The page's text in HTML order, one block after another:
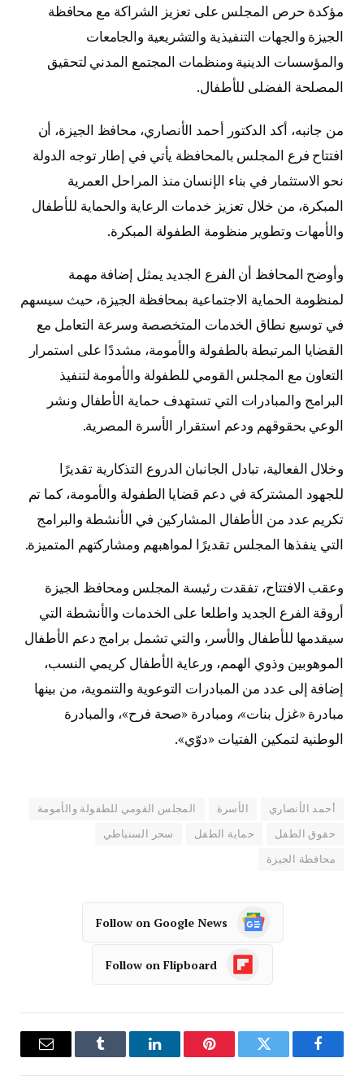
مؤكدة حرص المجلس على تعزيز الشراكة مع محافظة
الجيزة والجهات التنفيذية والتشريعية والجامعات
والمؤسسات الدينية ومنظمات المجتمع المدني لتحقيق
المصلحة الفضلى للأطفال.
من جانبه، أكد الدكتور أحمد الأنصاري، محافظ الجيزة، أن
افتتاح فرع المجلس بالمحافظة يأتي في إطار توجه الدولة
نحو الاستثمار في بناء الإنسان منذ المراحل العمرية
المبكرة، من خلال تعزيز خدمات الرعاية والحماية للأطفال
والأمهات وتطوير منظومة الطفولة المبكرة.
وأوضح المحافظ أن الفرع الجديد يمثل إضافة مهمة
لمنظومة الحماية الاجتماعية بمحافظة الجيزة، حيث سيسهم
في توسيع نطاق الخدمات المتخصصة وسرعة التعامل مع
القضايا المرتبطة بالطفولة والأمومة، مشددًا على استمرار
التعاون مع المجلس القومي للطفولة والأمومة لتنفيذ
البرامج والمبادرات التي تستهدف حماية الأطفال ونشر
الوعي بحقوقهم ودعم استقرار الأسرة المصرية.
وخلال الفعالية، تبادل الجانبان الدروع التذكارية تقديرًا
للجهود المشتركة في دعم قضايا الطفولة والأمومة، كما تم
تكريم عدد من الأطفال المشاركين في الأنشطة والبرامج
التي ينفذها المجلس تقديرًا لمواهبهم ومشاركتهم المتميزة.
وعقب الافتتاح، تفقدت رئيسة المجلس ومحافظ الجيزة
أروقة الفرع الجديد واطلعا على الخدمات والأنشطة التي
سيقدمها للأطفال والأسر، والتي تشمل برامج دعم الأطفال
الموهوبين وذوي الهمم، ورعاية الأطفال كريمي النسب،
إضافة إلى عدد من المبادرات التوعوية والتنموية، من بينها
مبادرة «غزل بنات»، ومبادرة «صحة فرح»، والمبادرة
الوطنية لتمكين الفتيات «دوّي».
أحمد الأنصاري الأسرة المجلس القومي للطفولة والأمومة
حقوق الطفل حماية الطفل سحر السنباطي
محافظة الجيزة
Follow on Google News
Follow on Flipboard
فيسبوك تويتر بينتيريستلينكدإن Tumblr
البريد